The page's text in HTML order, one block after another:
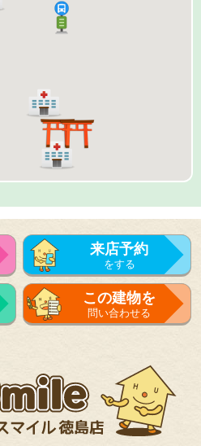
来店予約
をする
来店予約
をする
この建物を
問い合わせる